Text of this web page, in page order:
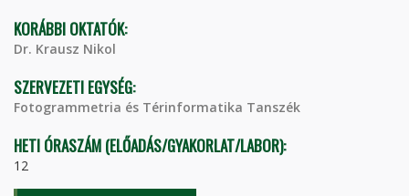
KORÁBBI OKTATÓK:
Dr. Krausz Nikol
SZERVEZETI EGYSÉG:
Fotogrammetria és Térinformatika Tanszék
HETI ÓRASZÁM (ELŐADÁS/GYAKORLAT/LABOR):
12